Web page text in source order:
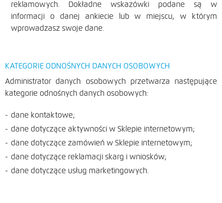
reklamowych. Dokładne wskazówki podane są w
informacji o danej ankiecie lub w miejscu, w którym
wprowadzasz swoje dane.
KATEGORIE ODNOŚNYCH DANYCH OSOBOWYCH
Administrator danych osobowych przetwarza następujące
kategorie odnośnych danych osobowych:
dane kontaktowe;
dane dotyczące aktywności w Sklepie internetowym;
dane dotyczące zamówień w Sklepie internetowym;
dane dotyczące reklamacji skarg i wniosków;
dane dotyczące usług marketingowych.